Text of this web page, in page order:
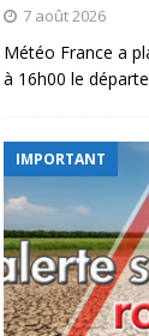
7 août 2026
Météo France a
à 16h00 le
IMPORTANT